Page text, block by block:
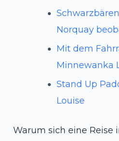
Norquay
Mit dem
Minnewanka
Stand Up
Louise
Warum sich eine Reise